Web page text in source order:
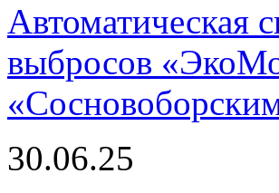
Автоматическая
выбросов
30.06.25